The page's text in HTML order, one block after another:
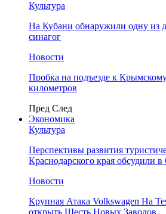
Культура
На Кубани обнаружили одну из
синагог
Новости
Пробка на подъезде к
километров
Пред След
Экономика
Культура
Перспективы развития
Краснодарского края обсудили
Новости
Крупная Атака Volkswagen На
открыть Шесть Новых Заводов